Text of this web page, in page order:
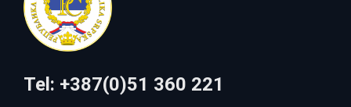
Tel: +387(0)51 360 221